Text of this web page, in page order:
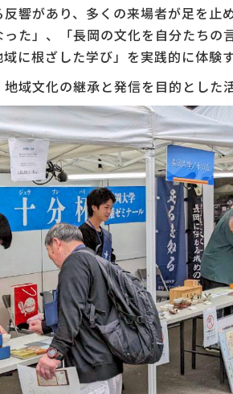
響があり、多くの来場者が足を
た」、「長岡の文化を自分たち
に根ざした学び」を実践的に体験
域文化の継承と発信を目的とした